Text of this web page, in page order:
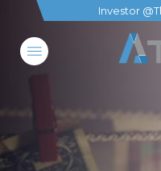
Investor